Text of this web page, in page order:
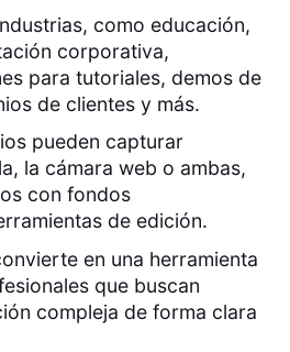
como educación,
corporativa,
para tutoriales, demos de
de clientes y más.
pueden capturar
la cámara web o ambas,
con fondos
de edición.
en una herramienta
que buscan
compleja de forma clara